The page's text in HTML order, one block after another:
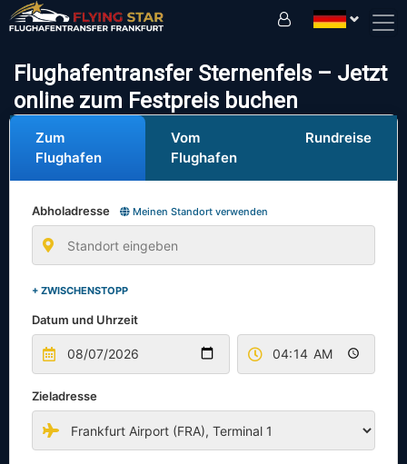
Flughafentransfer Sternenfels – Jetzt
online zum Festpreis buchen
Zum
Flughafen
Vom
Flughafen
Rundreise
Abholadresse Meinen Standort verwenden
+ ZWISCHENSTOPP
Datum und Uhrzeit
Zieladresse